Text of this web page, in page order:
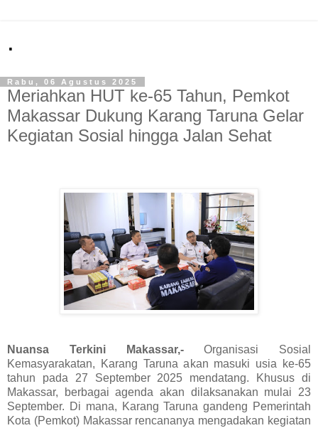
.
Rabu, 06 Agustus 2025
Meriahkan HUT ke-65 Tahun, Pemkot
Makassar Dukung Karang Taruna Gelar
Kegiatan Sosial hingga Jalan Sehat
Nuansa Terkini Makassar,-Organisasi Sosial
Kemasyarakatan, Karang Taruna akan masuki usia ke-65
tahun pada 27 September 2025 mendatang. Khusus di
Makassar, berbagai agenda akan dilaksanakan mulai 23
September. Di mana, Karang Taruna gandeng Pemerintah
Kota (Pemkot) Makassar rencananya mengadakan kegiatan